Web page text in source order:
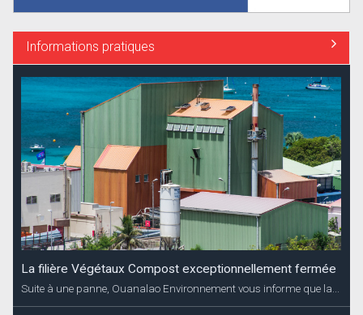
Informations pratiques
La filière Végétaux Compost exceptionnellement fermée
Suite à une panne, Ouanalao Environnement vous informe que la...